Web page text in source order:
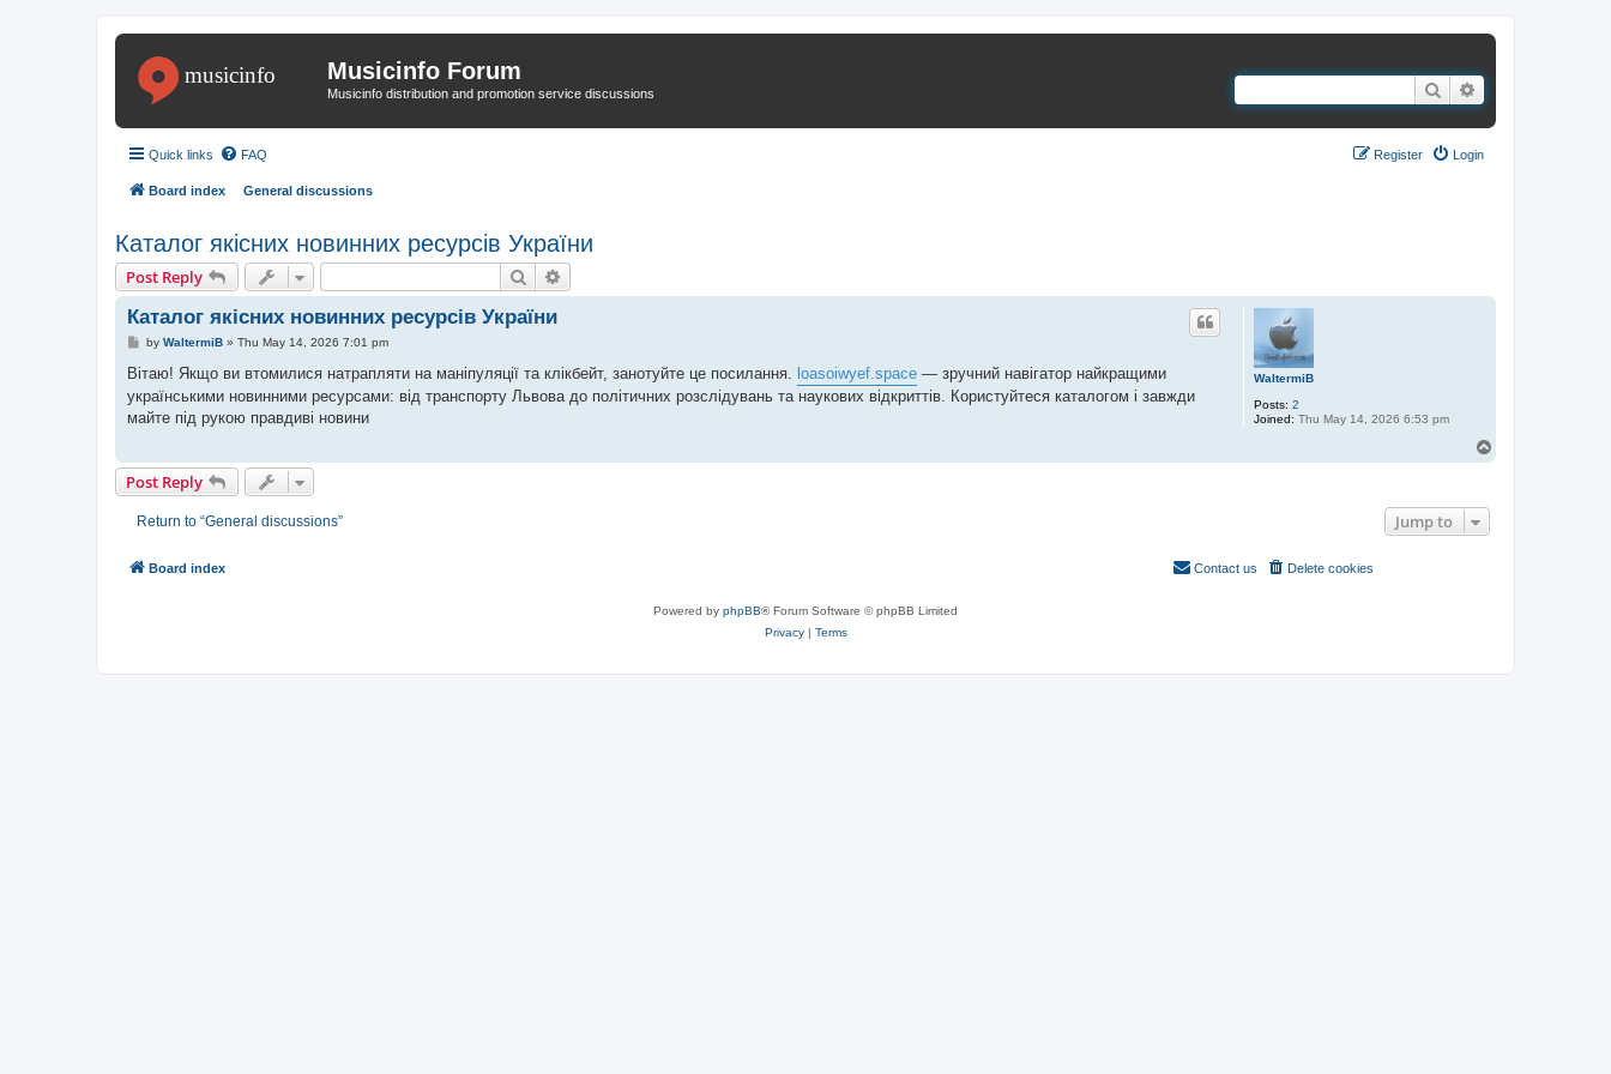
Musicinfo Forum
Musicinfo distribution and promotion service discussions Search
Quick links FAQ Login
Register
Board index General discussions
Каталог якісних новинних ресурсів України
Post Reply Search
WaltermiB
Posts: 2
Joined: Thu May 14, 2026 6:53 pm
Каталог якісних новинних ресурсів України
P
s
by WaltermiB» Thu May 14, 2026 7:01 pm
Вітаю! Якщо ви втомилися натрапляти на маніпуляції та клікбейт, занотуйте це посилання. loasoiwyef.space — зручний навігатор найкращими
українськими новинними ресурсами: від транспорту Львова до політичних розслідувань та наукових відкриттів. Користуйтеся каталогом і завжди
майте під рукою правдиві новини
Post Reply
Return to “General discussions” Jump to
Board index Delete cookies
Contact us
Powered by phpBB® Forum Software © phpBB Limited
Privacy| Terms